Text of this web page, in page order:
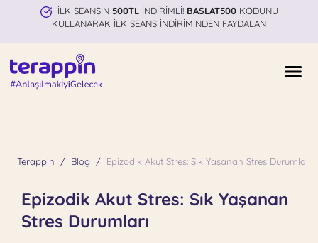
İLK SEANSIN 500TLİNDİRİMLİ! BASLAT500KODUNU
KULLANARAK İLK SEANS İNDİRİMİNDEN FAYDALAN
Terappin Blog Epizodik Akut Stres: Sık Yaşanan Stres Durumları
Epizodik Akut Stres: Sık Yaşanan
Stres Durumları